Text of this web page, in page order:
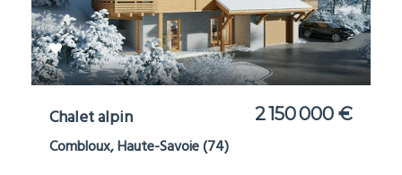
Chalet alpin 2 150 000 €
Combloux, Haute-Savoie (74)